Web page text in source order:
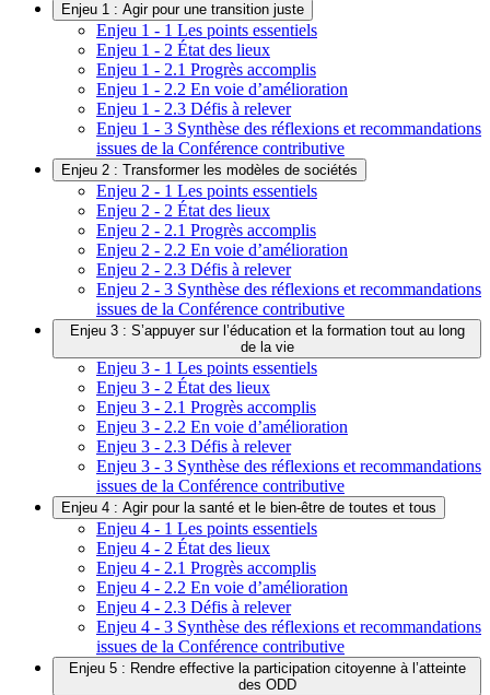
Enjeu 1 : Agir pour une transition juste
Enjeu 1 - 1 Les points essentiels
Enjeu 1 - 2 État des lieux
Enjeu 1 - 2.1 Progrès accomplis
Enjeu 1 - 2.2 En voie d’amélioration
Enjeu 1 - 2.3 Défis à relever
Enjeu 1 - 3 Synthèse des réflexions et recommandations
issues de la Conférence contributive
Enjeu 2 : Transformer les modèles de sociétés
Enjeu 2 - 1 Les points essentiels
Enjeu 2 - 2 État des lieux
Enjeu 2 - 2.1 Progrès accomplis
Enjeu 2 - 2.2 En voie d’amélioration
Enjeu 2 - 2.3 Défis à relever
Enjeu 2 - 3 Synthèse des réflexions et recommandations
issues de la Conférence contributive
Enjeu 3 : S’appuyer sur l’éducation et la formation tout au long
de la vie
Enjeu 3 - 1 Les points essentiels
Enjeu 3 - 2 État des lieux
Enjeu 3 - 2.1 Progrès accomplis
Enjeu 3 - 2.2 En voie d’amélioration
Enjeu 3 - 2.3 Défis à relever
Enjeu 3 - 3 Synthèse des réflexions et recommandations
issues de la Conférence contributive
Enjeu 4 : Agir pour la santé et le bien-être de toutes et tous
Enjeu 4 - 1 Les points essentiels
Enjeu 4 - 2 État des lieux
Enjeu 4 - 2.1 Progrès accomplis
Enjeu 4 - 2.2 En voie d’amélioration
Enjeu 4 - 2.3 Défis à relever
Enjeu 4 - 3 Synthèse des réflexions et recommandations
issues de la Conférence contributive
Enjeu 5 : Rendre effective la participation citoyenne à l’atteinte
des ODD